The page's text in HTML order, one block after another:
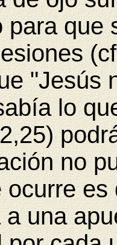
para que
"Jesús
lo
)
no
ocurre
una